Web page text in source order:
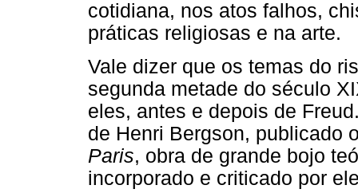
cotidiana, nos atos falhos,
práticas religiosas e na arte.
Vale dizer que os temas do
segunda metade do século
eles, antes e depois de
de Henri Bergson, publicado
Paris, obra de grande bojo
incorporado e criticado por